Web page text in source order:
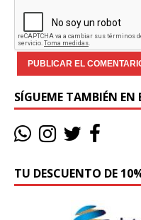
SÍGUEME TAMBIÉN EN
TU DESCUENTO DE